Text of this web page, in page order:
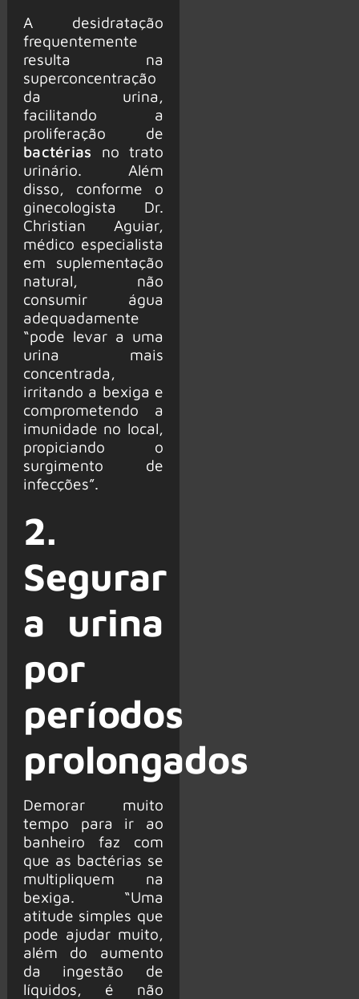
A desidratação
frequentemente
resulta na
superconcentração
da urina,
facilitando a
proliferação de
bactérias no trato
urinário. Além
disso, conforme o
ginecologista Dr.
Christian Aguiar,
médico especialista
em suplementação
natural, não
consumir água
adequadamente
“pode levar a uma
urina mais
concentrada,
irritando a bexiga e
comprometendo a
imunidade no local,
propiciando o
surgimento de
infecções”.
2.
Segurar
a urina
por
períodos
prolongados
Demorar muito
tempo para ir ao
banheiro faz com
que as bactérias se
multipliquem na
bexiga. “Uma
atitude simples que
pode ajudar muito,
além do aumento
da ingestão de
líquidos, é não